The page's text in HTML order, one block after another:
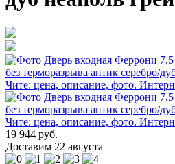
19 944 руб.
Доставим 22 августа